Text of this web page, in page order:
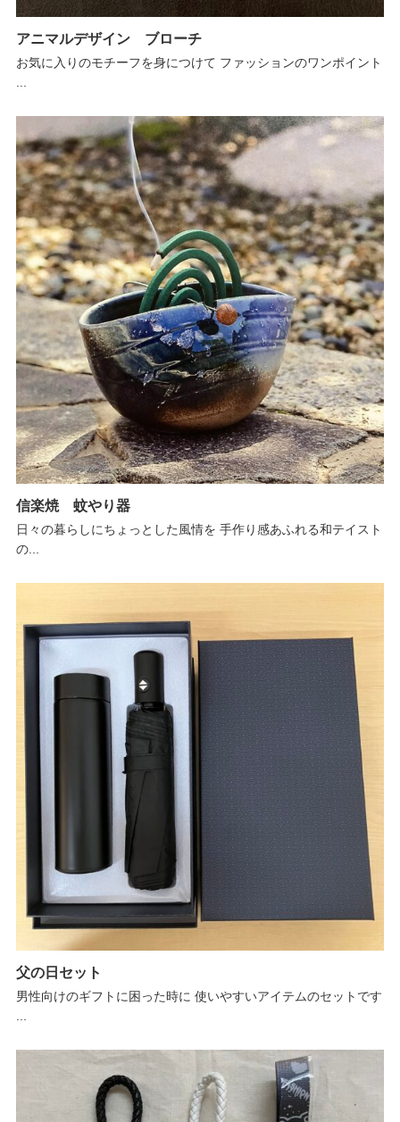
アニマルデザイン ブローチ
お気に入りのモチーフを身につけて ファッションのワンポイント
信楽焼 蚊やり器
日々の暮らしにちょっとした風情を 手作り感あふれる和テイスト
の...
父の日セット
男性向けのギフトに困った時に 使いやすいアイテムのセットです